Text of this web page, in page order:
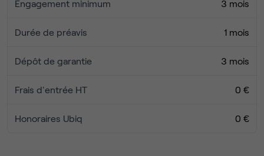
Engagement minimum 3 mois
Durée de préavis 1 mois
Dépôt de garantie 3 mois
Frais d'entrée HT 0 €
Honoraires Ubiq 0 €